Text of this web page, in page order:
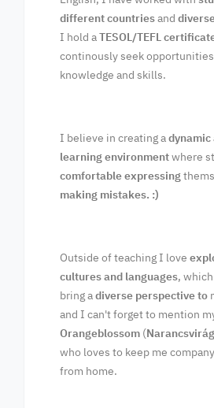
different countriesand
I hold aTESOL/TEFL
continously seek
knowledge and skills.
I believe in creating adynamic
learning environmentwhere
comfortable expressing
making mistakes. :)
Outside of teaching I love
cultures and languages,
bring adiverse perspective to
and I can't forget to mention
Orangeblossom (Narancsvirág
who loves to keep me
from home.